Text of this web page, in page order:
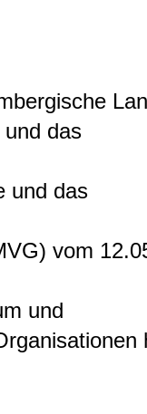
das
und das
vom
und